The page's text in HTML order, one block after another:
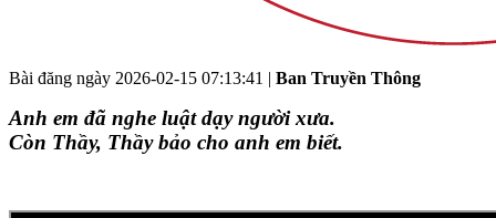
Bài đăng ngày 2026-02-15 07:13:41 | Ban Truyền Thông
Anh em đã nghe luật dạy người xưa.
Còn Thầy, Thầy bảo cho anh em biết.